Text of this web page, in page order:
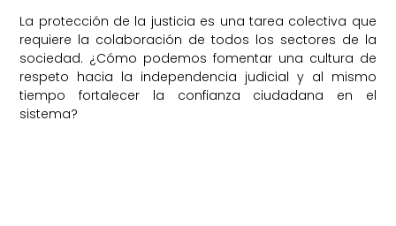
La protección de la justicia es una tarea colectiva que
requiere la colaboración de todos los sectores de la
sociedad. ¿Cómo podemos fomentar una cultura de
respeto hacia la independencia judicial y al mismo
tiempo fortalecer la confianza ciudadana en el
sistema?